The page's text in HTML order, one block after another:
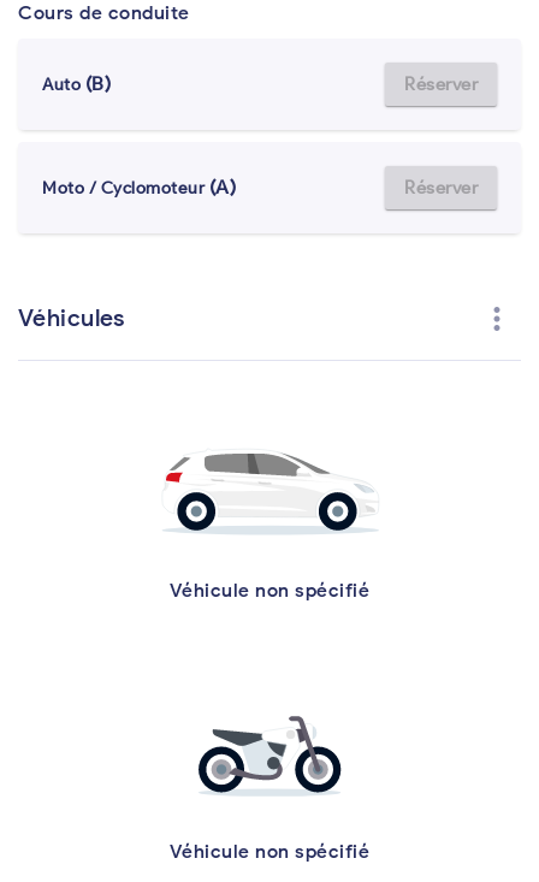
Cours de conduite
Auto (B) Réserver
Moto / Cyclomoteur (A) Réserver
Véhicules more_vert
Véhicule non spécifié
Véhicule non spécifié